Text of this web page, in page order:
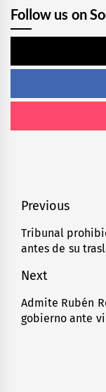
Follow us on
Navegación
de
entradas
Previous
Previous
post:
Tribunal
antes de su
Next
Next
post:
Admite Rubén
gobierno ante